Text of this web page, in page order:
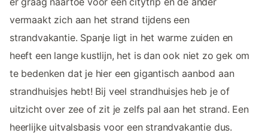
vermaakt zich aan het strand tijdens een
strandvakantie. Spanje ligt in het warme zuiden en
heeft een lange kustlijn, het is dan ook niet zo gek om
te bedenken dat je hier een gigantisch aanbod aan
strandhuisjes hebt! Bij veel strandhuisjes heb je of
uitzicht over zee of zit je zelfs pal aan het strand. Een
heerlijke uitvalsbasis voor een strandvakantie dus.